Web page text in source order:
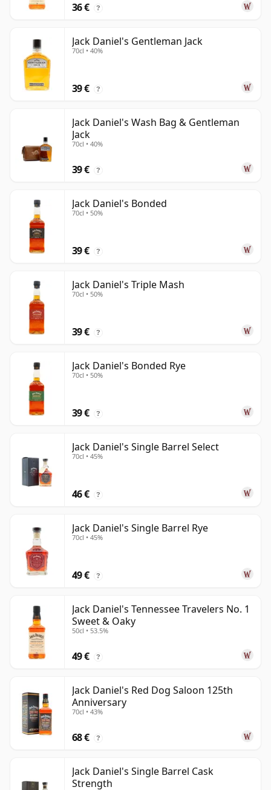
36 € ?
Jack Daniel's Gentleman Jack
70cl • 40%
39 € ?
Jack Daniel's Wash Bag & Gentleman
Jack
70cl • 40%
39 € ?
Jack Daniel's Bonded
70cl • 50%
39 € ?
Jack Daniel's Triple Mash
70cl • 50%
39 € ?
Jack Daniel's Bonded Rye
70cl • 50%
39 € ?
Jack Daniel's Single Barrel Select
70cl • 45%
46 € ?
Jack Daniel's Single Barrel Rye
70cl • 45%
49 € ?
Jack Daniel's Tennessee Travelers No. 1
Sweet & Oaky
50cl • 53.5%
49 € ?
Jack Daniel's Red Dog Saloon 125th
Anniversary
70cl • 43%
68 € ?
Jack Daniel's Single Barrel Cask
Strength